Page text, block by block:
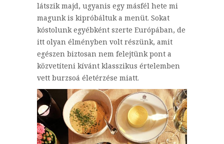
látszik majd, ugyanis egy másfél hete mi
magunk is kipróbáltuk a menüt. Sokat
kóstolunk egyébként szerte Európában, de
itt olyan élményben volt részünk, amit
egészen biztosan nem felejtünk pont a
közvetíteni kívánt klasszikus értelemben
vett burzsoá életérzése miatt.